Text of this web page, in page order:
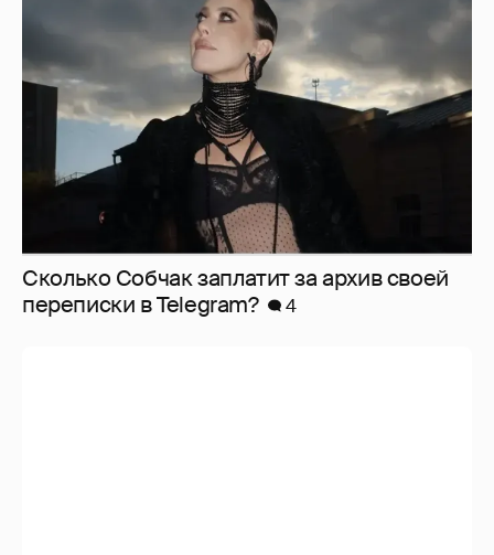
Сколько Собчак заплатит за архив своей
перeписки в Telegram?
4